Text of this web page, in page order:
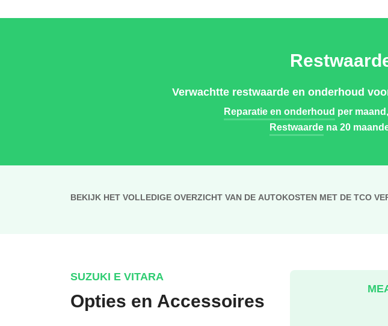
Verwachtte restwaarde en onderhoud
Reparatie en onderhoud per
Restwaardena 20
BEKIJK HET VOLLEDIGE OVERZICHT VAN DE AUTOKOSTEN MET DE TCO
SUZUKI E VITARA
Opties en Accessoires